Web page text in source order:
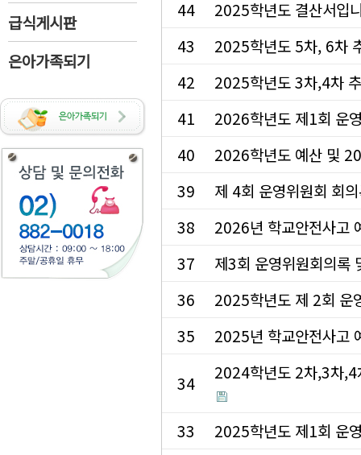
급식게시판
은아가족되기
44
2025학년도 결산서입
43
2025학년도 5차, 6차
42
2025학년도 3차,4차
41
2026학년도 제1회 운
40
2026학년도 예산 및
39
제 4회 운영위원회 회
38
2026년 학교안전사고
37
제3회 운영위원회의록
36
2025학년도 제 2회 운
35
2025년 학교안전사고
34
2024학년도 2차,3차
33
2025학년도 제1회 운